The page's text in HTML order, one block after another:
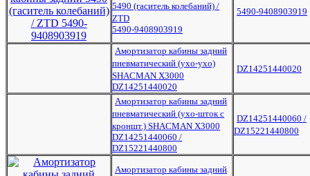
5490 (гаситель колебаний) /
ZTD
5490-9408903919
5490-9408903919
Амортизатор кабины задний
пневматический (ухо-ухо)
SHACMAN X3000
DZ14251440020
DZ14251440020
Амортизатор кабины задний
пневматический (ухо-шток с
кроншт.) SHACMAN X3000
DZ14251440060 /
DZ15221440800
DZ14251440060 /
DZ15221440800
Амортизатор кабины задний